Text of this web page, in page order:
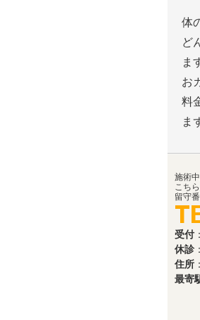
体
ど
ま
お
料
ま
施術
こち
留守
受付
休診
住所
最寄